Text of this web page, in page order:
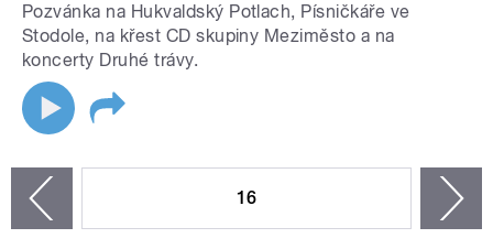
Pozvánka na Hukvaldský Potlach, Písničkáře ve
Stodole, na křest CD skupiny Meziměsto a na
koncerty Druhé trávy.
16